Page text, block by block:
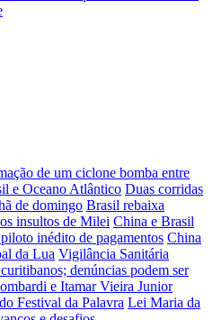
de um ciclone bomba entre
e Oceano Atlântico Duas corridas
de domingo Brasil rebaixa
insultos de Milei China e Brasil
inédito de pagamentos China
da Lua Vigilância Sanitária
denúncias podem ser
e Itamar Vieira Junior
Festival da Palavra Lei Maria da